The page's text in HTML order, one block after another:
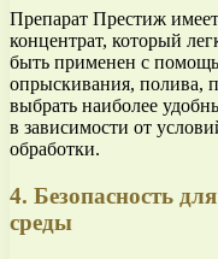
Препарат Престиж
концентрат, который
быть применен с
опрыскивания, полива,
выбрать наиболее
в зависимости от
обработки.
4. Безопасность
среды